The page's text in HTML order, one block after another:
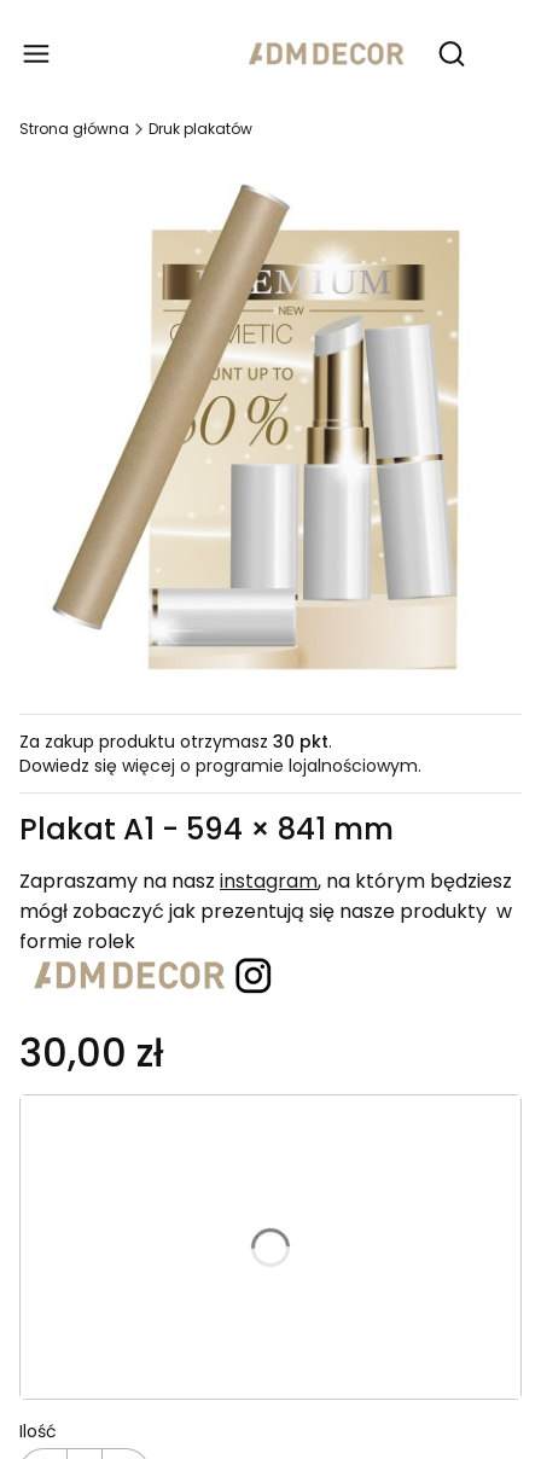
Otwórz
Strona główna Druk plakatów
Za zakup produktu otrzymasz 30 pkt.
Dowiedz się więcej o programie lojalnościowym.
Plakat A1 - 594 × 841 mm
Zapraszamy na nasz instagram, na którym będziesz
mógł zobaczyć jak prezentują się nasze produkty w
formie rolek
30,00 zł
Ilość